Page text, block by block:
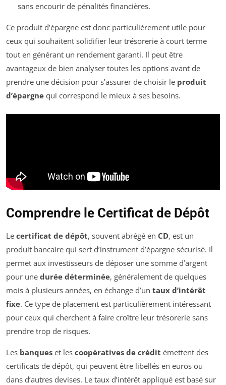
sans encourir de pénalités financières.
Ce produit d’épargne est donc particulièrement utile pour
ceux qui souhaitent solidifier leur trésorerie à court terme
tout en générant un rendement garanti. Il peut être
avantageux de bien analyser toutes les options avant de
prendre une décision pour s’assurer de choisir le produit
d’épargne qui correspond le mieux à ses besoins.
Comprendre le Certificat de Dépôt
Le certificat de dépôt, souvent abrégé en CD, est un
produit bancaire qui sert d’instrument d’épargne sécurisé. Il
permet aux investisseurs de déposer une somme d’argent
pour une durée déterminée, généralement de quelques
mois à plusieurs années, en échange d’un taux d’intérêt
fixe. Ce type de placement est particulièrement intéressant
pour ceux qui cherchent à faire croître leur trésorerie sans
prendre trop de risques.
Les banques et les coopératives de crédit émettent des
certificats de dépôt, qui peuvent être libellés en euros ou
dans d’autres devises. Le taux d’intérêt appliqué est basé sur